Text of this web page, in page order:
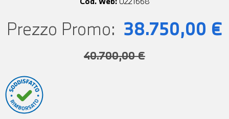
Prezzo Promo: 38.750,00 €
40.700,00 €